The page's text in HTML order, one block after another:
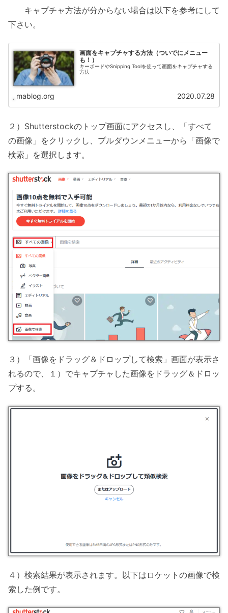
キャプチャ方法が分からない場合は以下を参考にして
下さい。
画面をキャプチャする方法（ついでにメニュー
も！）
キーボードやSnipping Toolを使って画面をキャプチャする
方法
mablog.org 2020.07.28
２）Shutterstockのトップ画面にアクセスし、「すべて
の画像」をクリックし、プルダウンメニューから「画像で
検索」を選択します。
３）「画像をドラッグ＆ドロップして検索」画面が表示さ
れるので、１）でキャプチャした画像をドラッグ＆ドロッ
プする。
４）検索結果が表示されます。以下はロケットの画像で検
索した例です。